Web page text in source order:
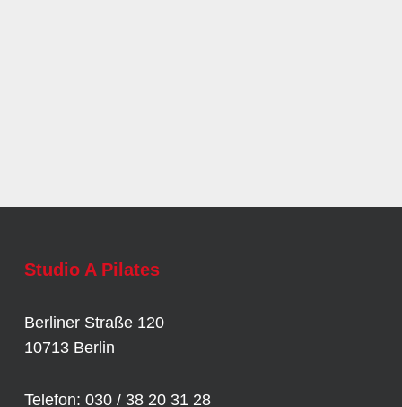
Studio A Pilates
Berliner Straße 120
10713 Berlin
Telefon: 030 / 38 20 31 28